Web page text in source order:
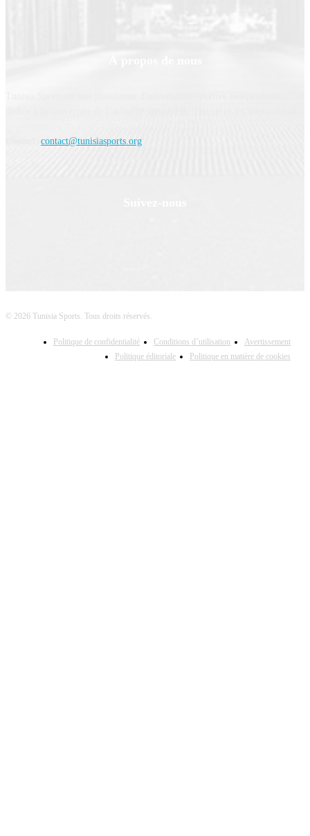
contact@tunisiasports.org
© 2026 Tunisia Sports. Tous droits réservés.
Politique de confidentialité Conditions d’utilisation
Avertissement
Politique éditoriale
Politique en matière de cookies